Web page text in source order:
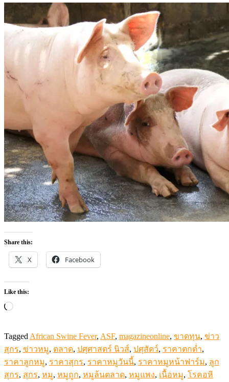
Share this:
X Facebook
Like this:
Loading…
Tagged African Swine Fever, ASF, magazineonline, ขาดทุน, ข่าว
สุกร, ข่าวหมู, ตลาด, ปศุศาสตร์ นิวส์, ปศุสัตว์, ราคาตกต่ำ,
ราคาลูกหมู, ราคาสุกร, ราคาหมูวันนี้, ราคาหมูหน้าฟาร์ม, ลูก
สุกร, สุกร, หมู, หมูถูก, หมูล้นตลาด, หมูแพง, เนื้อหมู, โรคอหิ